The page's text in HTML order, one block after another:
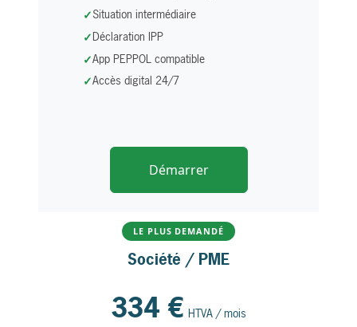
Situation intermédiaire
Déclaration IPP
App PEPPOL compatible
Accès digital 24/7
Démarrer
Société / PME
334 € HTVA / mois
LE PLUS DEMANDÉ